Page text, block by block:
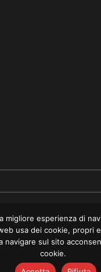
| REBEL MAG —
migliore esperienza di
usa dei cookie, propri
navigare sul sito
cookie.